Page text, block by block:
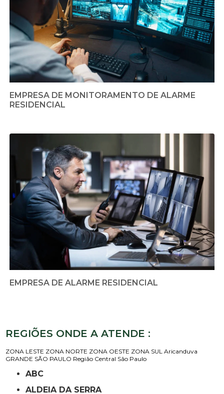
EMPRESA DE MONITORAMENTO DE ALARME
RESIDENCIAL
EMPRESA DE ALARME RESIDENCIAL
REGIÕES ONDE A ATENDE :
ZONA LESTE ZONA NORTE ZONA OESTE ZONA SUL Aricanduva
GRANDE SÃO PAULO Região Central São Paulo
ABC
ALDEIA DA SERRA